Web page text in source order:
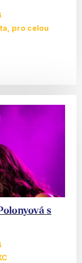
pro celou
s